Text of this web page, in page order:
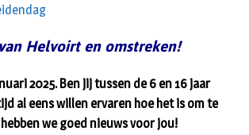
Helvoirt en omstreken!
2025. Ben jij tussen de 6 en 16 jaar
al eens willen ervaren hoe het is om te
we goed nieuws voor jou!